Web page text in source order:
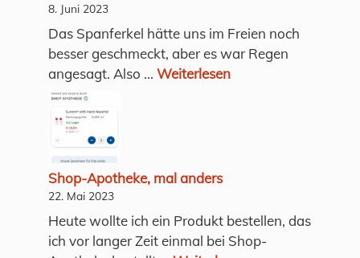
8. Juni 2023
Das Spanferkel hätte uns im Freien noch
besser geschmeckt, aber es war Regen
angesagt. Also ... Weiterlesen
Shop-Apotheke, mal anders
22. Mai 2023
Heute wollte ich ein Produkt bestellen, das
ich vor langer Zeit einmal bei Shop-